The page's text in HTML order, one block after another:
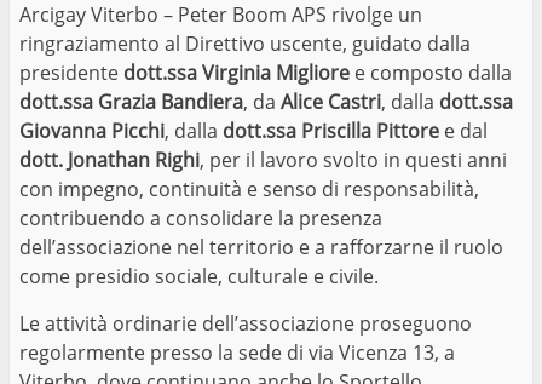
Arcigay Viterbo – Peter Boom APS rivolge un
ringraziamento al Direttivo uscente, guidato dalla
presidente dott.ssa Virginia Migliore e composto dalla
dott.ssa Grazia Bandiera, da Alice Castri, dalla dott.ssa
Giovanna Picchi, dalla dott.ssa Priscilla Pittore e dal
dott. Jonathan Righi, per il lavoro svolto in questi anni
con impegno, continuità e senso di responsabilità,
contribuendo a consolidare la presenza
dell’associazione nel territorio e a rafforzarne il ruolo
come presidio sociale, culturale e civile.
Le attività ordinarie dell’associazione proseguono
regolarmente presso la sede di via Vicenza 13, a